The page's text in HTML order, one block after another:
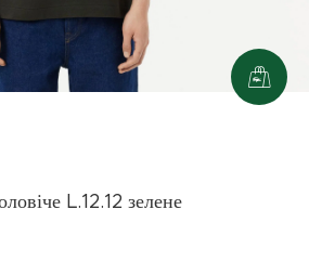
L.12.12 зелене